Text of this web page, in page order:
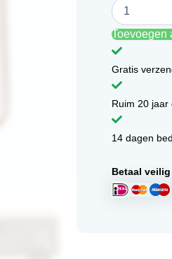
met
1
voor
mensen
met
Toevoegen
Gratis
Ruim 20 jaar
14 dagen
Betaal